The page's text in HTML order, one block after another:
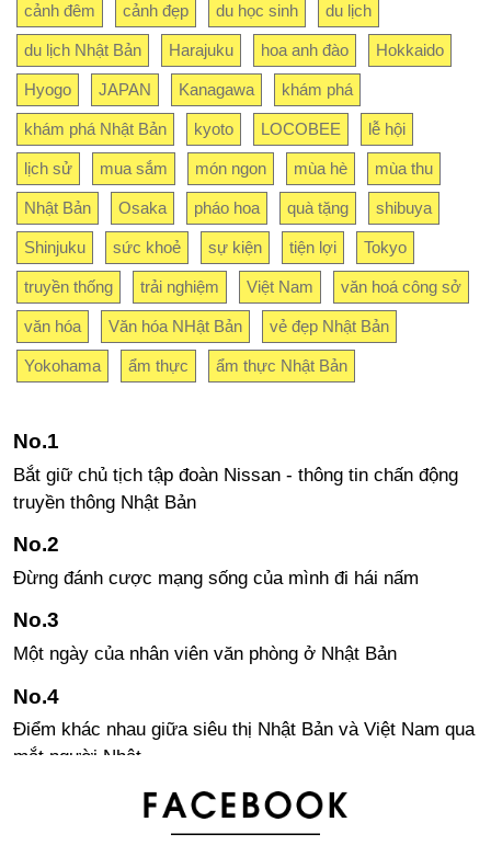
cảnh đêm cảnh đẹp du học sinh du lịch
du lịch Nhật Bản Harajuku hoa anh đào Hokkaido
Hyogo JAPAN Kanagawa khám phá
khám phá Nhật Bản kyoto LOCOBEE lễ hội
lịch sử mua sắm món ngon mùa hè mùa thu
Nhật Bản Osaka pháo hoa quà tặng shibuya
Shinjuku sức khoẻ sự kiện tiện lợi Tokyo
truyền thống trải nghiệm Việt Nam văn hoá công sở
văn hóa Văn hóa NHật Bản vẻ đẹp Nhật Bản
Yokohama ẩm thực ẩm thực Nhật Bản
Bắt giữ chủ tịch tập đoàn Nissan - thông tin chấn động
truyền thông Nhật Bản
Đừng đánh cược mạng sống của mình đi hái nấm
Một ngày của nhân viên văn phòng ở Nhật Bản
Điểm khác nhau giữa siêu thị Nhật Bản và Việt Nam qua
mắt người Nhật
Xu hướng cưới “nước rút” trong năm Heisei tại Nhật